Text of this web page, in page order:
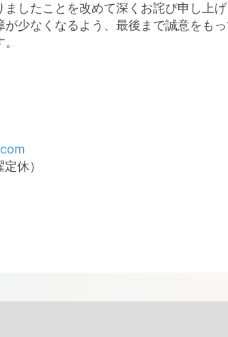
したことを改めて深くお詫び申し上げ
少なくなるよう、最後まで誠意をも
休）